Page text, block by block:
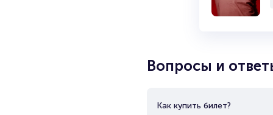
кинорежиссёром,
Хрю, Баста Бастилио,
Вопросы и
Как купить билет?